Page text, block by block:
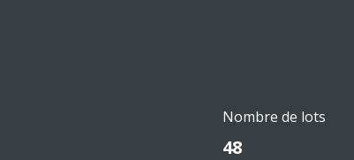
Nombre de lots
48